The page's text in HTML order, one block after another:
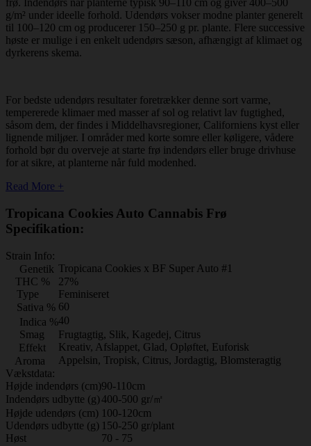
frø. Indendørs når planterne typisk 90–110 cm og giver 400–500
g/m² under ideelle forhold. Udendørs vokser modne planter generelt
til 100–120 cm og producerer 150–250 g pr. plante. Flere successive
høste er mulige i en enkelt udendørs sæson, afhængigt af klimaet og
dyrkerens skema.
For bedste udendørs resultater foretrækker denne sort varme,
tempererede klimaer med masser af sol og relativt lav fugtighed,
såsom dem, der findes i Middelhavsregioner, Californiens kyst eller
lignende miljøer. I områder med korte somre eller køligere, vådere
forhold bør du overveje at starte frø indendørs eller bruge drivhuse
for at sikre, at planterne når fuld modenhed.
Read More +
Tropicana Cookies Auto Cannabis Frø
Specifikation:
Strain Info:
Genetik Tropicana Cookies x BF Super Auto #1
THC %
27%
Type
Feminiseret
Sativa % 60
Indica %40
Smag
Frugtagtig, Slik, Kagedej, Citrus
Effekt
Kreativ, Afslappet, Glad, Opløftet, Euforisk
Aroma
Appelsin, Tropisk, Citrus, Jordagtig, Blomsteragtig
Vækstdata:
Højde indendørs (cm)90-110cm
Indendørs udbytte (g)400-500 gr/㎡
Højde udendørs (cm) 100-120cm
Udendørs udbytte (g) 150-250 gr/plant
Høst
70 - 75